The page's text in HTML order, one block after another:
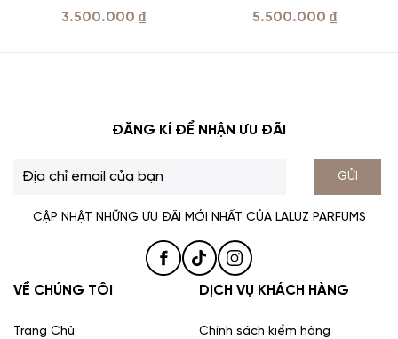
3.500.000 ₫
Patchouli
5.500.000 ₫
ĐĂNG KÍ ĐỂ NHẬN ƯU ĐÃI
GỬI
CẬP NHẬT NHỮNG ƯU ĐÃI MỚI NHẤT CỦA LALUZ PARFUMS
VỀ CHÚNG TÔI
Trang Chủ
DỊCH VỤ KHÁCH HÀNG
Chính sách kiểm hàng